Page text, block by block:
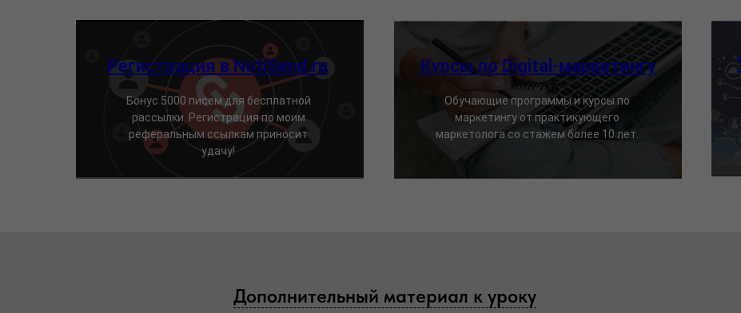
Регистрация в NotiSend.ru
Бонус 5000 писем для бесплатной
рассылки. Регистрация по моим
реферальным ссылкам приносит
удачу!
Курсы по Digital-маркетингу
Обучающие программы и курсы по
маркетингу от практикующего
маркетолога со стажем более 10 лет.
Дополнительный материал к уроку